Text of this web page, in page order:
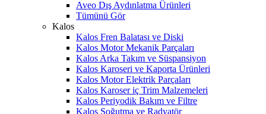
Aveo Dış Aydınlatma Ürünleri
Tümünü Gör
Kalos
Kalos Fren Balatası ve Diski
Kalos Motor Mekanik Parçaları
Kalos Arka Takım ve Süspansiyon
Kalos Karoseri ve Kaporta Ürünleri
Kalos Motor Elektrik Parçaları
Kalos Karoser iç Trim Malzemeleri
Kalos Periyodik Bakım ve Filtre
Kalos Soğutma ve Radyatör